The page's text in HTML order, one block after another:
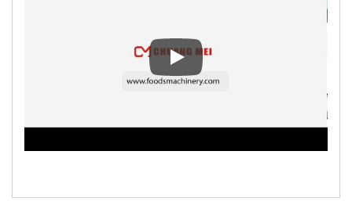
Video pengenalan laman web